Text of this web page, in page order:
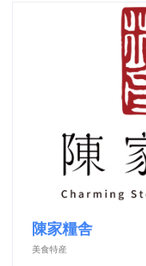
陳家糧舎
美食特産